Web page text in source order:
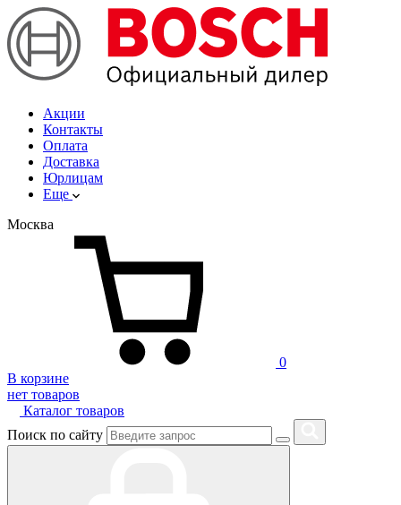
Акции
Контакты
Оплата
Доставка
Юрлицам
Еще
Москва
0
В корзине
нет товаров
Каталог товаров
Поиск по сайту